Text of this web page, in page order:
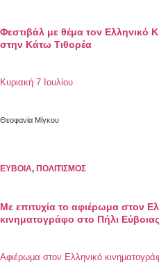
Φεστιβάλ με θέμα τον Ελληνικό
στην Κάτω Τιθορέα
Κυριακή 7 Ιουλίου
Θεοφανία Μίγκου
ΕΥΒΟΙΑ, ΠΟΛΙΤΙΣΜΟΣ
Mε επιτυχία το αφιέρωμα στον
κινηματογράφο στο Πήλι Εύβοιας
Αφιέρωμα στον Ελληνικό